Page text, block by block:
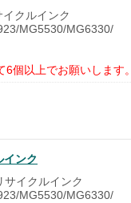
クルインク
MG5530/MG6330/
個以上でお願いします。
インク
サイクルインク
MG5530/MG6330/